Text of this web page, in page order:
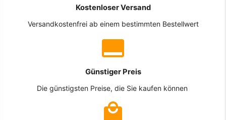
Kostenloser Versand
Versandkostenfrei ab einem bestimmten Bestellwert
Günstiger Preis
Die günstigsten Preise, die Sie kaufen können